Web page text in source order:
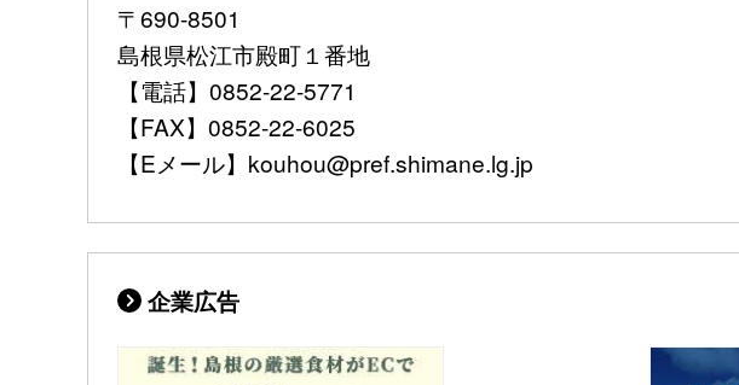
〒690-8501
島根県松江市殿町１番地
【電話】0852-22-5771
【FAX】0852-22-6025
【Eメール】kouhou@pref.shimane.lg.jp
企業広告